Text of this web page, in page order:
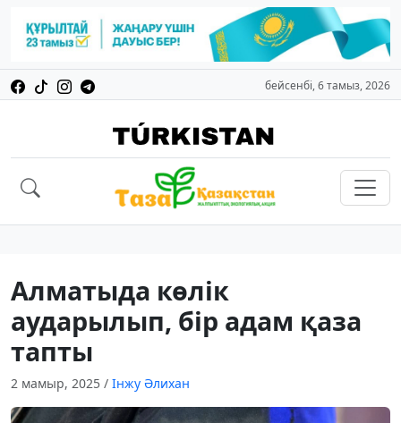
бейсенбі, 6 тамыз, 2026
Алматыда көлік
аударылып, бір адам қаза
тапты
2 мамыр, 2025 / Інжу Әлихан